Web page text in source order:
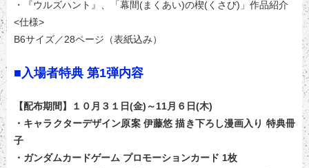
・『ウルズハント』、「幕間(まくあい)の楔(くさび)」作品紹介
<仕様>
B6サイズ／28ページ（表紙込み）
■入場者特典 第1弾内容
【配布期間】１０月３１日(金)～11月６日(木)
・キャラクターデザイン原案 伊藤悠 描き下ろし漫画入り 特典冊
子
・ガンダムカードゲーム プロモーションカード 1枚